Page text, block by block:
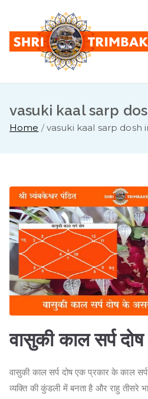
content
vasuki kaal sarp
Home vasuki kaal sarp dosh
वासुकी काल सर्प दोष
वासुकी काल सर्प दोष एक प्रकार के काल
व्यक्ति की कुंडली में बनता है और राहु तीसरे